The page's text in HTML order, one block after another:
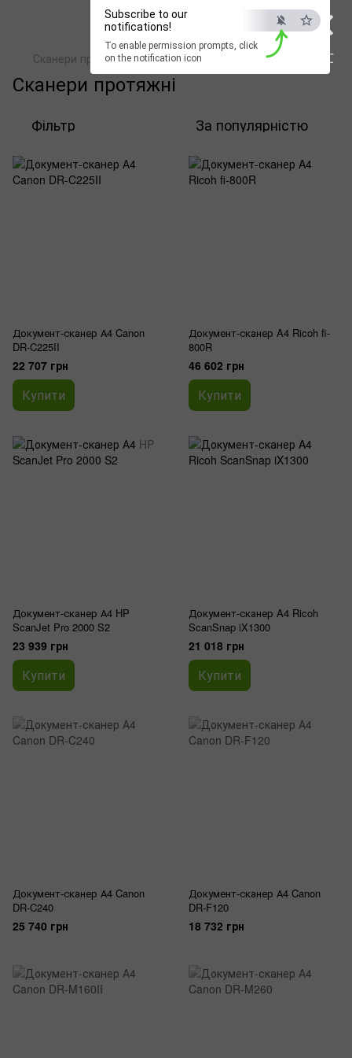
×
ESC
Subscribe to our
notifications!
To enable permission prompts, click
on the notification icon
Сканери протяжні
Сканери протяжні
Фільтр За популярністю
Документ-сканер А4 Canon
DR-C225II
22 707 грн
Купити
Документ-сканер A4 Ricoh fi-
800R
46 602 грн
Купити
Документ-сканер А4 HP
ScanJet Pro 2000 S2
23 939 грн
Купити
Документ-сканер A4 Ricoh
ScanSnap iX1300
21 018 грн
Купити
Документ-сканер А4 Canon
DR-C240
25 740 грн
Документ-сканер А4 Canon
DR-F120
18 732 грн